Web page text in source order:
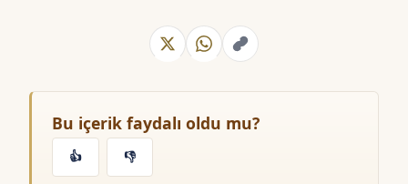
Bu içerik faydalı oldu mu?
👍 👎